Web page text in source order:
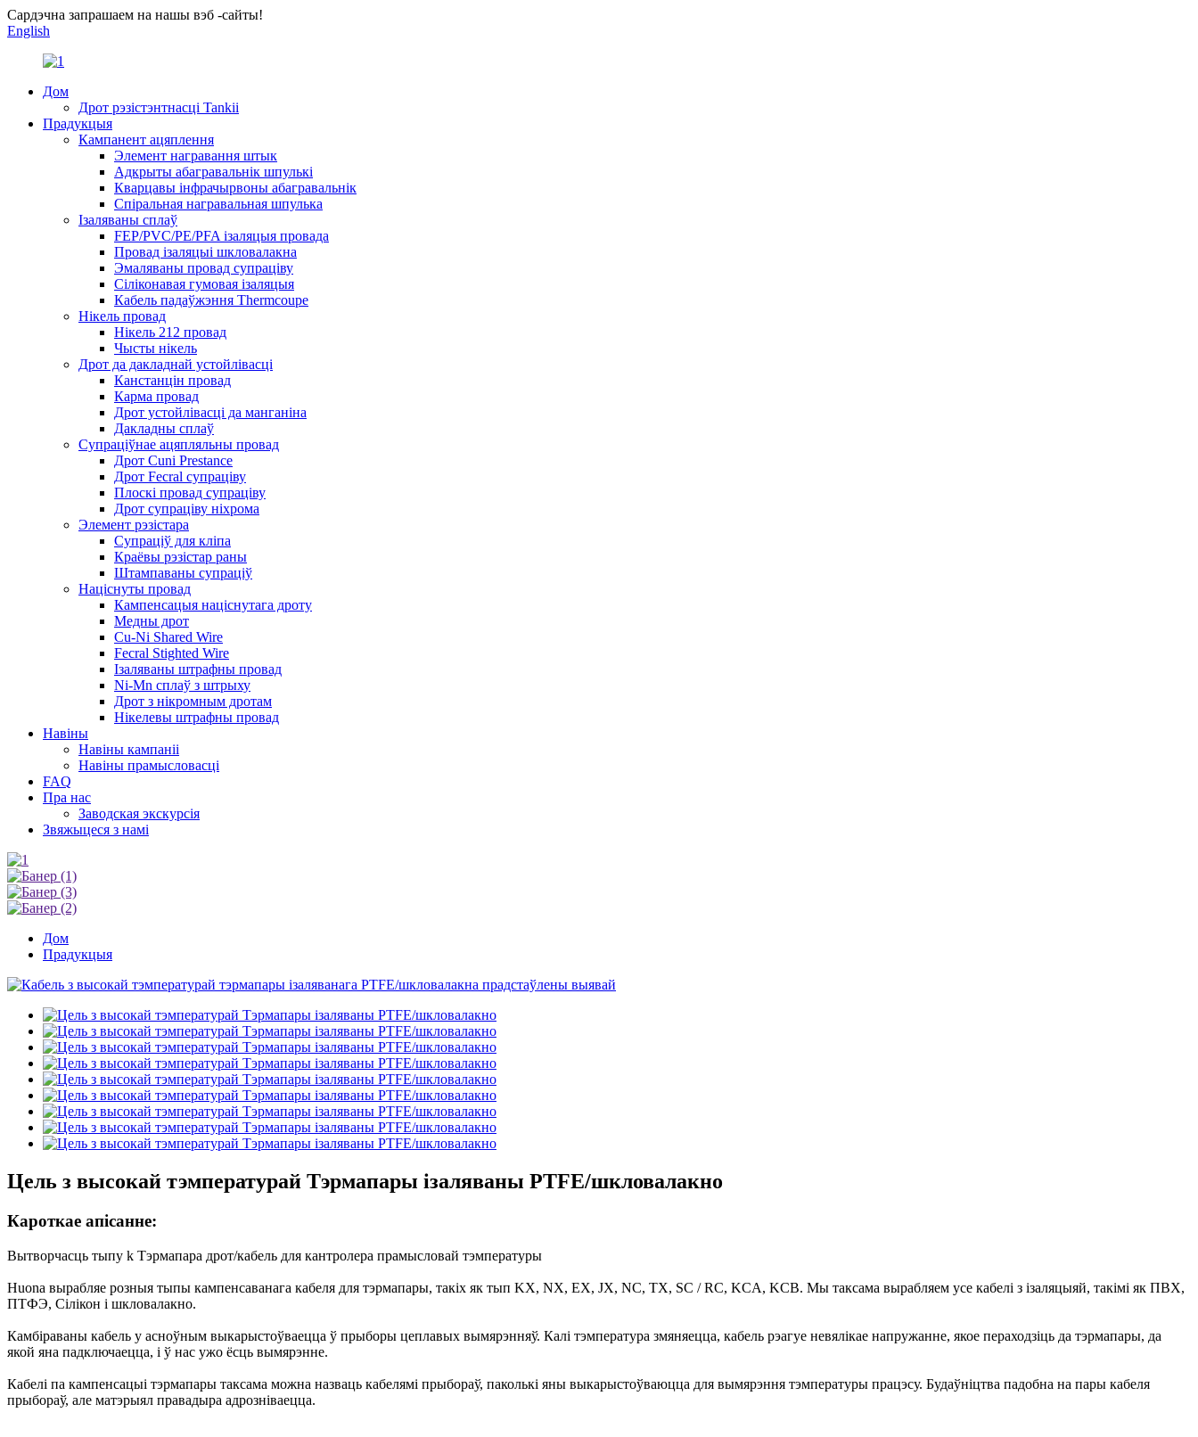
Сардэчна запрашаем на нашы вэб -сайты!
English
Дом
Дрот рэзістэнтнасці Tankii
Прадукцыя
Кампанент ацяплення
Элемент награвання штык
Адкрыты абагравальнік шпулькі
Кварцавы інфрачырвоны абагравальнік
Спіральная награвальная шпулька
Ізаляваны сплаў
FEP/PVC/PE/PFA ізаляцыя провада
Провад ізаляцыі шкловалакна
Эмаляваны провад супраціву
Сіліконавая гумовая ізаляцыя
Кабель падаўжэння Thermcoupe
Нікель провад
Нікель 212 провад
Чысты нікель
Дрот да дакладнай устойлівасці
Канстанцін провад
Карма провад
Дрот устойлівасці да манганіна
Дакладны сплаў
Супраціўнае ацяпляльны провад
Дрот Cuni Prestance
Дрот Fecral супраціву
Плоскі провад супраціву
Дрот супраціву ніхрома
Элемент рэзістара
Супраціў для кліпа
Краёвы рэзістар раны
Штампаваны супраціў
Націснуты провад
Кампенсацыя націснутага дроту
Медны дрот
Cu-Ni Shared Wire
Fecral Stighted Wire
Ізаляваны штрафны провад
Ni-Mn сплаў з штрыху
Дрот з нікромным дротам
Нікелевы штрафны провад
Навіны
Навіны кампаніі
Навіны прамысловасці
FAQ
Пра нас
Заводская экскурсія
Звяжыцеся з намі
Дом
Прадукцыя
Цель з высокай тэмпературай Тэрмапары ізаляваны PTFE/шкловалакно
Кароткае апісанне:
Вытворчасць тыпу k Тэрмапара дрот/кабель для кантролера прамысловай тэмпературы
Huona вырабляе розныя тыпы кампенсаванага кабеля для тэрмапары, такіх як тып KX, NX, EX, JX, NC, TX, SC / RC, KCA, KCB. Мы таксама вырабляем усе кабелі з ізаляцыяй, такімі як ПВХ,
ПТФЭ, Сілікон і шкловалакно.
Камбіраваны кабель у асноўным выкарыстоўваецца ў прыборы цеплавых вымярэнняў. Калі тэмпература змяняецца, кабель рэагуе невялікае напружанне, якое пераходзіць да тэрмапары, да
якой яна падключаецца, і ў нас ужо ёсць вымярэнне.
Кабелі па кампенсацыі тэрмапары таксама можна назваць кабелямі прыбораў, паколькі яны выкарыстоўваюцца для вымярэння тэмпературы працэсу. Будаўніцтва падобна на пары кабеля
прыбораў, але матэрыял правадыра адрозніваецца.